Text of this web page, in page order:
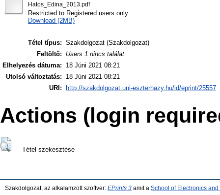
Hatos_Edina_2013.pdf
Restricted to Registered users only
Download (2MB)
Tétel típus: Szakdolgozat (Szakdolgozat)
Feltöltő:
Users 1 nincs találat.
Elhelyezés dátuma:
18 Júni 2021 08:21
Utolsó változtatás:
18 Júni 2021 08:21
URI:
http://szakdolgozat.uni-eszterhazy.hu/id/eprint/25557
Actions (login
Tétel szekesztése
Szakdolgozat, az alkalamzott szoftver: EPrints 3 amit a School of Electronics